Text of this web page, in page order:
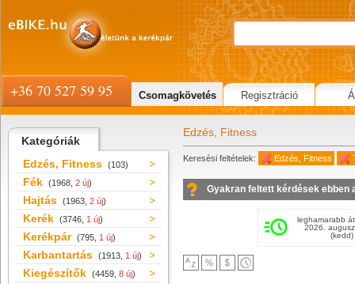
Kategóriák
Edzés, Fitness (103)
Fék (1968, 2 új)
Hajtás (1963, 2 új)
Kerék (3746, 1 új)
Kerékpár (795, 1 új)
Karbantartás (1913, 1 új)
Kiegészítők (4459, 8 új)
Edzés, Fitness
Keresési feltételek: Edzés, Fitness
Gyakran feltett kérdések ebben
leghamarabb
2026.
(kedd)
+36 70 527 59 95 Csomagkövetés Regisztráció